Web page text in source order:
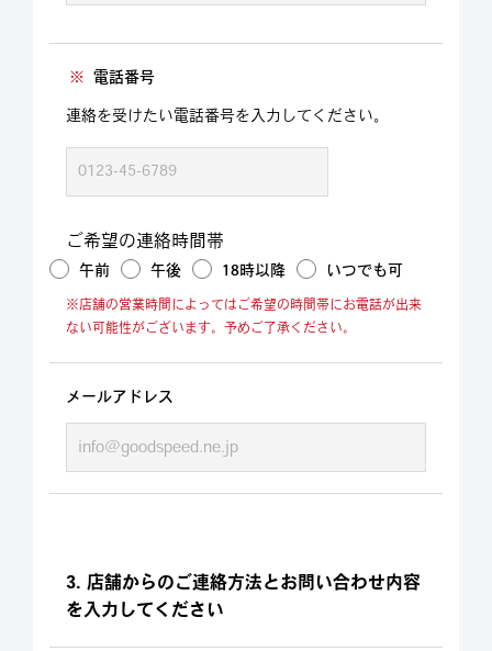
※ 電話番号
連絡を受けたい電話番号を入力してください。
ご希望の連絡時間帯
午前 午後 18時以降 いつでも可
※店舗の営業時間によってはご希望の時間帯にお電話が出来
ない可能性がございます。予めご了承ください。
メールアドレス
3. 店舗からのご連絡方法とお問い合わせ内容
を入力してください